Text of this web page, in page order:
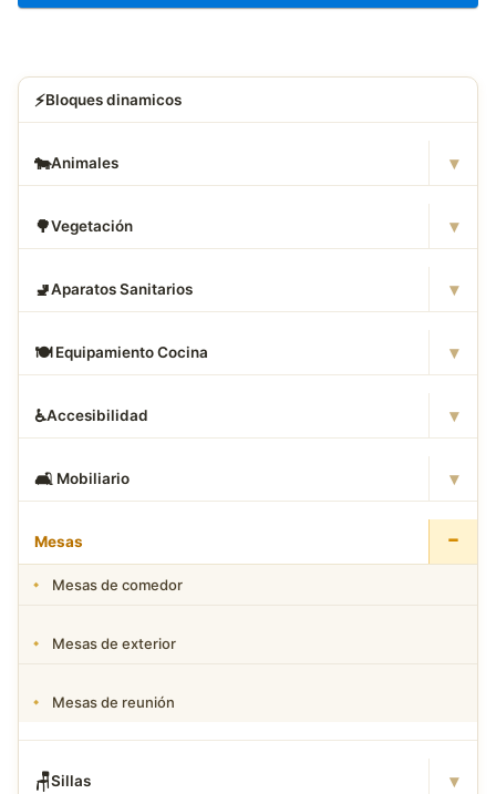
⚡Bloques dinamicos
🐄Animales ▾
🌳Vegetación ▾
🚽Aparatos Sanitarios ▾
🍽️ Equipamiento Cocina ▾
♿Accesibilidad ▾
🛋 ️ Mobiliario ▾
Mesas −
Mesas de comedor
Mesas de exterior
Mesas de reunión
🪑Sillas ▾